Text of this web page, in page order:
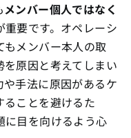
メンバー個人ではなく
重要です。オペレーシ
もメンバー本人の取
原因と考えてしまい
手法に原因があるケ
ことを避けるた
に目を向けるよう心